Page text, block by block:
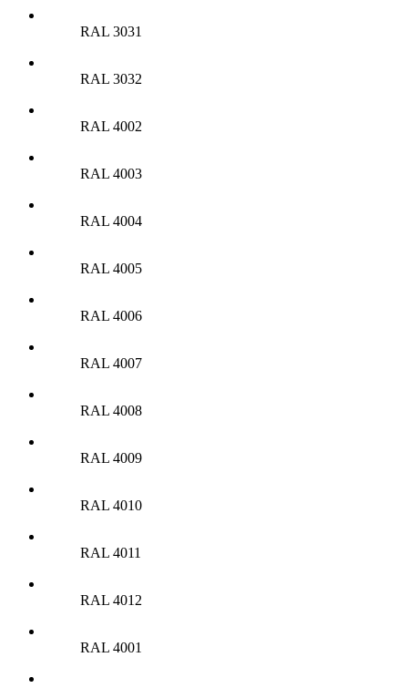
RAL 3031
RAL 3032
RAL 4002
RAL 4003
RAL 4004
RAL 4005
RAL 4006
RAL 4007
RAL 4008
RAL 4009
RAL 4010
RAL 4011
RAL 4012
RAL 4001